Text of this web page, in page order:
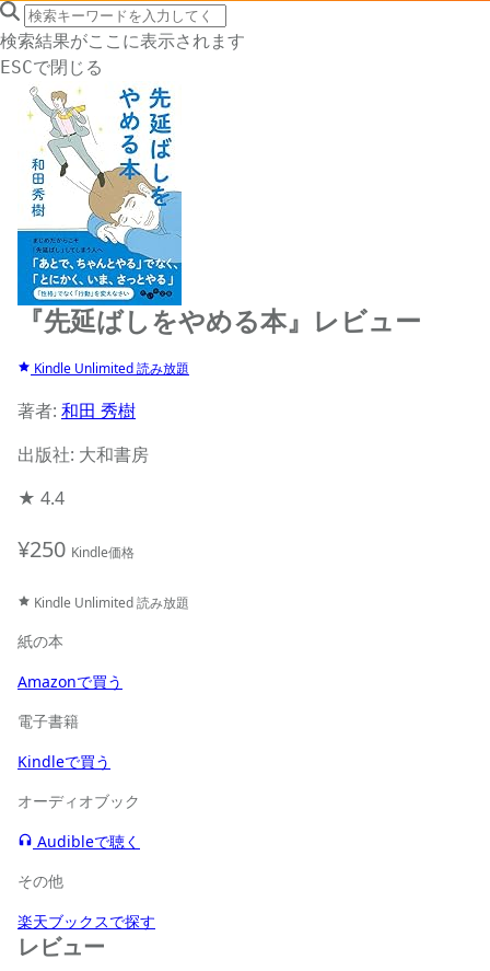
search icon
サイト内検索
検索結果がここに表示されます
ESCで閉じる
『先延ばしをやめる本』レビュー
Kindle Unlimited 読み放題
著者: 和田 秀樹
出版社: 大和書房
★ 4.4
¥250 Kindle価格
Kindle Unlimited 読み放題
紙の本
Amazonで買う
電子書籍
Kindleで買う
オーディオブック
Audibleで聴く
その他
楽天ブックスで探す
レビュー